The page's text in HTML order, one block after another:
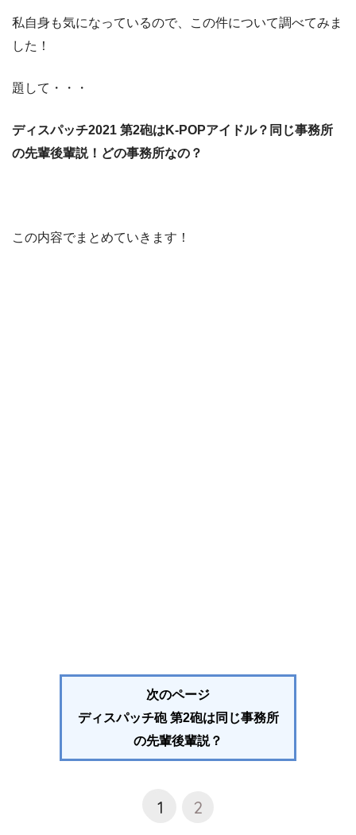
私自身も気になっているので、この件について調べてみま
した！
題して・・・
ディスパッチ2021 第2砲はK-POPアイドル？同じ事務所
の先輩後輩説！どの事務所なの？
この内容でまとめていきます！
次のページ
ディスパッチ砲 第2砲は同じ事務所
の先輩後輩説？
1 2